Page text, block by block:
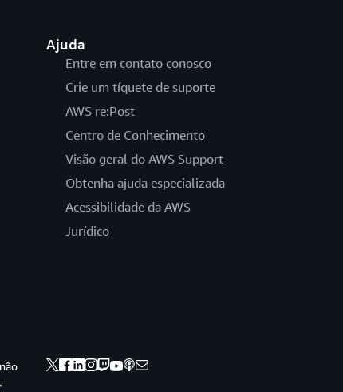
Ajuda
Entre em contato conosco
Crie um tíquete de suporte
AWS re:Post
Centro de Conhecimento
Visão geral do AWS Support
Obtenha ajuda especializada
Acessibilidade da AWS
Jurídico